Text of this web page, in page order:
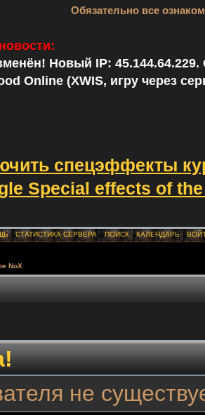
Обязательно все
Новый IP: 45.144.64.229.
Online (XWIS, игру через
спецэффекты
Special effects of
СТАТИСТИКА СЕРВЕРА ПОИСК КАЛЕНДАРЬ
NoX
не